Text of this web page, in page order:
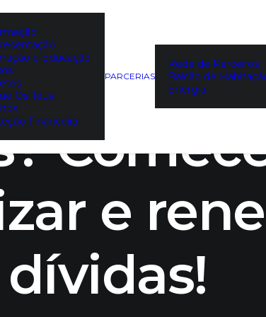
e Educação
Os Teus
Financeira
PARCERIAS
Rede de Parceiros
Balcão de
Energia
em
e
dívidas!